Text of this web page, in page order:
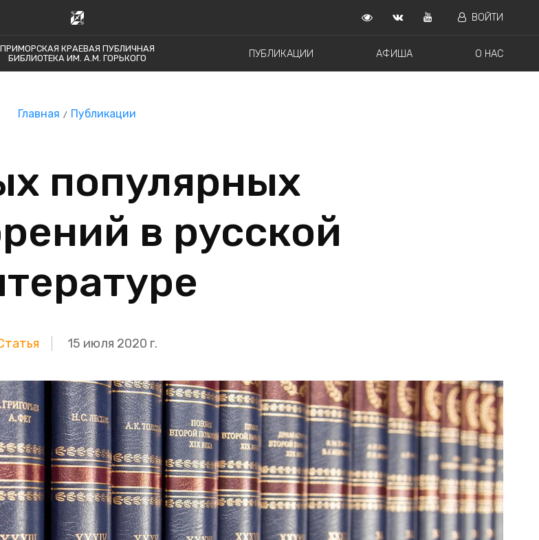
ВОЙТИ
ПРИМОРСКАЯ КРАЕВАЯ ПУБЛИЧНАЯ
БИБЛИОТЕКА ИМ. А.М. ГОРЬКОГО
ПУБЛИКАЦИИ АФИША О НАС
Главная Публикации
популярных
в русской
15 июля 2020 г.